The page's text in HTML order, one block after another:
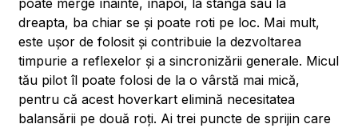
poate merge înainte, înapoi, la stânga sau la
dreapta, ba chiar se și poate roti pe loc. Mai mult,
este ușor de folosit și contribuie la dezvoltarea
timpurie a reflexelor și a sincronizării generale. Micul
tău pilot îl poate folosi de la o vârstă mai mică,
pentru că acest hoverkart elimină necesitatea
balansării pe două roți. Ai trei puncte de sprijin care